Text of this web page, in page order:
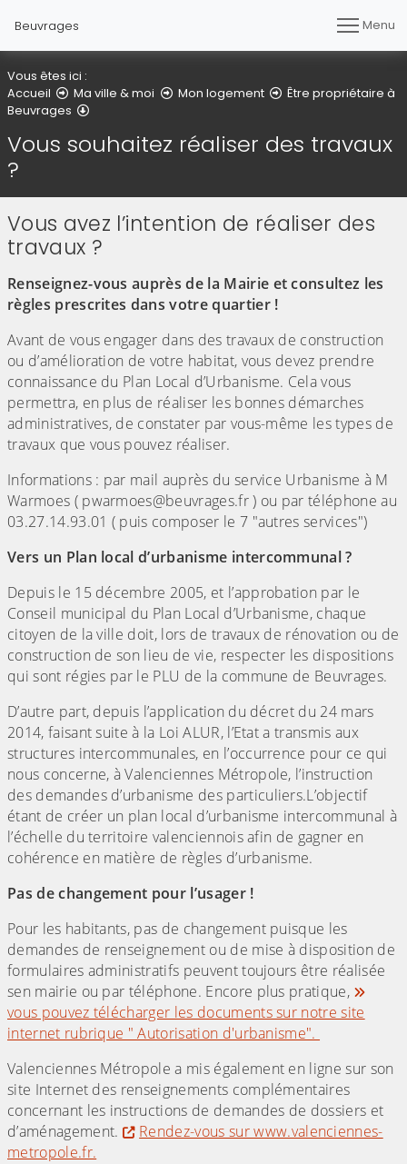
Beuvrages Menu
Vous êtes ici :
Accueil
Ma ville & moi Mon logement
Être propriétaire à
Beuvrages
Vous souhaitez réaliser des travaux
?
Vous avez l’intention de réaliser des
travaux ?
Renseignez-vous auprès de la Mairie et consultez les
règles prescrites dans votre quartier !
Avant de vous engager dans des travaux de construction
ou d’amélioration de votre habitat, vous devez prendre
connaissance du Plan Local d’Urbanisme. Cela vous
permettra, en plus de réaliser les bonnes démarches
administratives, de constater par vous-même les types de
travaux que vous pouvez réaliser.
Informations : par mail auprès du service Urbanisme à M
Warmoes ( pwarmoes@beuvrages.fr ) ou par téléphone au
03.27.14.93.01 ( puis composer le 7 "autres services")
Vers un Plan local d’urbanisme intercommunal ?
Depuis le 15 décembre 2005, et l’approbation par le
Conseil municipal du Plan Local d’Urbanisme, chaque
citoyen de la ville doit, lors de travaux de rénovation ou de
construction de son lieu de vie, respecter les dispositions
qui sont régies par le PLU de la commune de Beuvrages.
D’autre part, depuis l’application du décret du 24 mars
2014, faisant suite à la Loi ALUR, l’Etat a transmis aux
structures intercommunales, en l’occurrence pour ce qui
nous concerne, à Valenciennes Métropole, l’instruction
des demandes d’urbanisme des particuliers.L’objectif
étant de créer un plan local d’urbanisme intercommunal à
l’échelle du territoire valenciennois afin de gagner en
cohérence en matière de règles d’urbanisme.
Pas de changement pour l’usager !
Pour les habitants, pas de changement puisque les
demandes de renseignement ou de mise à disposition de
formulaires administratifs peuvent toujours être réalisée
sen mairie ou par téléphone. Encore plus pratique,
vous pouvez télécharger les documents sur notre site
internet rubrique " Autorisation d'urbanisme".
Valenciennes Métropole a mis également en ligne sur son
site Internet des renseignements complémentaires
concernant les instructions de demandes de dossiers et
d’aménagement.
Rendez-vous sur www.valenciennes-
metropole.fr.